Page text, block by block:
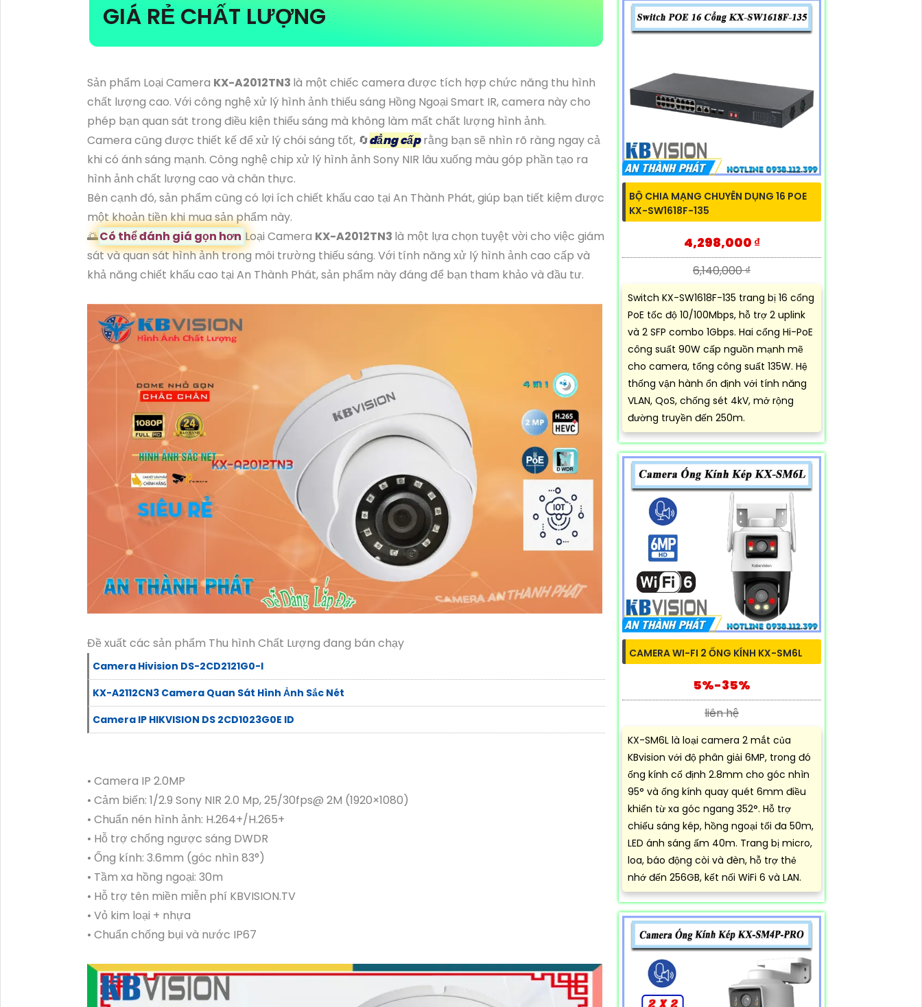
GIÁ RẺ CHẤT LƯỢNG
Sản phẩm Loại Camera KX-A2012TN3 là một chiếc camera được tích hợp chức năng thu hình
chất lượng cao. Với công nghệ xử lý hình ảnh thiếu sáng Hồng Ngoại Smart IR, camera này cho
phép bạn quan sát trong điều kiện thiếu sáng mà không làm mất chất lượng hình ảnh.
Camera cũng được thiết kế để xử lý chói sáng tốt, 🔄đẳng cấprằng bạn sẽ nhìn rõ ràng ngay cả
khi có ánh sáng mạnh. Công nghệ chip xử lý hình ảnh Sony NIR lâu xuống màu góp phần tạo ra
hình ảnh chất lượng cao và chân thực.
Bên cạnh đó, sản phẩm cũng có lợi ích chiết khấu cao tại An Thành Phát, giúp bạn tiết kiệm được
một khoản tiền khi mua sản phẩm này.
🌅Có thể đánh giá gọn hơn Loại Camera KX-A2012TN3 là một lựa chọn tuyệt vời cho việc giám
sát và quan sát hình ảnh trong môi trường thiếu sáng. Với tính năng xử lý hình ảnh cao cấp và
khả năng chiết khấu cao tại An Thành Phát, sản phẩm này đáng để bạn tham khảo và đầu tư.
Đề xuất các sản phẩm Thu hình Chất Lượng đang bán chạy
Camera Hivision DS-2CD2121G0-I
KX-A2112CN3 Camera Quan Sát Hình Ảnh Sắc Nét
Camera IP HIKVISION DS 2CD1023G0E ID
• Camera IP 2.0MP
• Cảm biến: 1/2.9 Sony NIR 2.0 Mp, 25/30fps@ 2M (1920×1080)
• Chuẩn nén hình ảnh: H.264+/H.265+
• Hỗ trợ chống ngược sáng DWDR
• Ống kính: 3.6mm (góc nhìn 83°)
• Tầm xa hồng ngoại: 30m
• Hỗ trợ tên miền miễn phí KBVISION.TV
• Vỏ kim loại + nhựa
• Chuẩn chống bụi và nước IP67
BỘ CHIA MẠNG CHUYÊN DỤNG 16 POE
KX-SW1618F-135
4,298,000 ₫
6,140,000 ₫
Switch KX-SW1618F-135 trang bị 16 cổng
PoE tốc độ 10/100Mbps, hỗ trợ 2 uplink
và 2 SFP combo 1Gbps. Hai cổng Hi-PoE
công suất 90W cấp nguồn mạnh mẽ
cho camera, tổng công suất 135W. Hệ
thống vận hành ổn định với tính năng
VLAN, QoS, chống sét 4kV, mở rộng
đường truyền đến 250m.
CAMERA WI-FI 2 ỐNG KÍNH KX-SM6L
5%-35%
liên hệ
KX-SM6L là loại camera 2 mắt của
KBvision với độ phân giải 6MP, trong đó
ống kính cố định 2.8mm cho góc nhìn
95° và ống kính quay quét 6mm điều
khiển từ xa góc ngang 352°. Hỗ trợ
chiếu sáng kép, hồng ngoại tối đa 50m,
LED ánh sáng ấm 40m. Trang bị micro,
loa, báo động còi và đèn, hỗ trợ thẻ
nhớ đến 256GB, kết nối WiFi 6 và LAN.